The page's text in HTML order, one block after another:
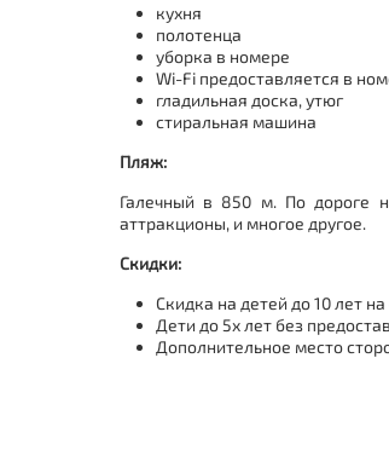
кухня
полотенца
уборка в номере
Wi-Fi предоставляется в
гладильная доска, утюг
стиральная машина
Пляж:
Галечный в 850 м. По дороге
аттракционы, и многое другое.
Скидки:
Скидка на детей до 10 лет
Дети до 5х лет без
Дополнительное место